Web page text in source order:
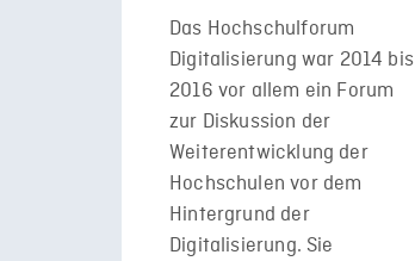
Das Hochschulforum
Digitalisierung war 2014 bis
2016 vor allem ein Forum
zur Diskussion der
Weiterentwicklung der
Hochschulen vor dem
Hintergrund der
Digitalisierung. Sie